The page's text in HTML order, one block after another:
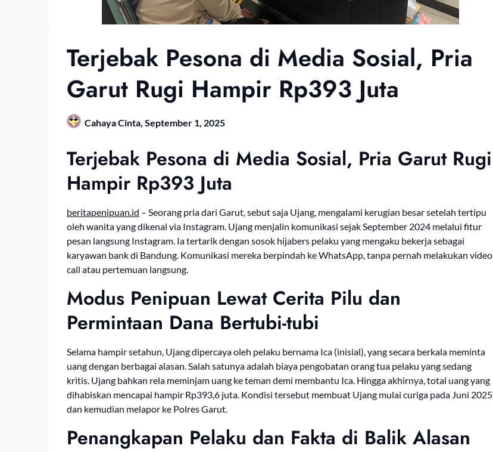
Terjebak Pesona di Media Sosial, Pria
Garut Rugi Hampir Rp393 Juta
Cahaya Cinta, September 1, 2025
Terjebak Pesona di Media Sosial, Pria Garut Rugi
Hampir Rp393 Juta
beritapenipuan.id – Seorang pria dari Garut, sebut saja Ujang, mengalami kerugian besar setelah tertipu
oleh wanita yang dikenal via Instagram. Ujang menjalin komunikasi sejak September 2024 melalui fitur
pesan langsung Instagram. Ia tertarik dengan sosok hijabers pelaku yang mengaku bekerja sebagai
karyawan bank di Bandung. Komunikasi mereka berpindah ke WhatsApp, tanpa pernah melakukan video
call atau pertemuan langsung.
Modus Penipuan Lewat Cerita Pilu dan
Permintaan Dana Bertubi-tubi
Selama hampir setahun, Ujang dipercaya oleh pelaku bernama Ica (inisial), yang secara berkala meminta
uang dengan berbagai alasan. Salah satunya adalah biaya pengobatan orang tua pelaku yang sedang
kritis. Ujang bahkan rela meminjam uang ke teman demi membantu Ica. Hingga akhirnya, total uang yang
dihabiskan mencapai hampir Rp393,6 juta. Kondisi tersebut membuat Ujang mulai curiga pada Juni 2025
dan kemudian melapor ke Polres Garut.
Penangkapan Pelaku dan Fakta di Balik Alasan